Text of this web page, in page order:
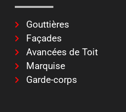
Gouttières
Façades
Avancées de Toit
Marquise
Garde-corps